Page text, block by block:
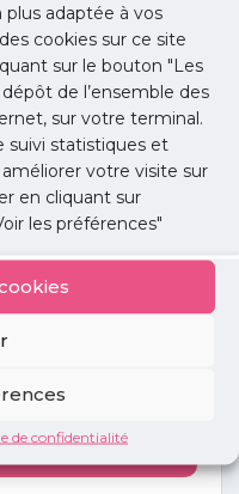
adaptée à vos
cookies sur ce site
sur le bouton "Les
de l’ensemble des
sur votre terminal.
suivi statistiques et
votre visite sur
en cliquant sur
les préférences"
de confidentialité